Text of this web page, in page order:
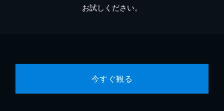
お試しください。
今すぐ観る